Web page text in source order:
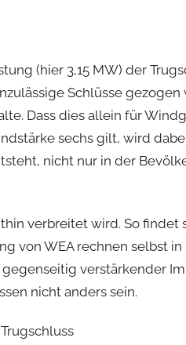
(hier 3,15 MW) der
Schlüsse
Dass dies allein für
sechs gilt, wird
nicht nur in der
verbreitet wird. So findet
von WEA rechnen selbst
verstärkender
nicht anders sein.